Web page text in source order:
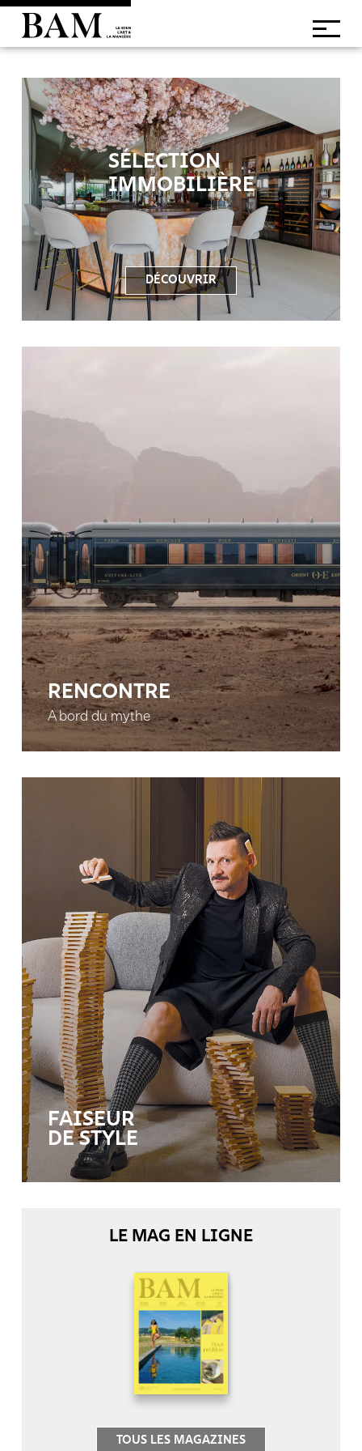
SÉLECTION
IMMOBILIÈRE
DÉCOUVRIR
RENCONTRE
A bord du mythe
FAISEUR
DE STYLE
LE MAG EN LIGNE
TOUS LES MAGAZINES